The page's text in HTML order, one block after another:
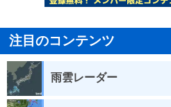
注目のコンテンツ
雨雲レーダー